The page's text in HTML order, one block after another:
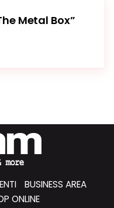
Metal Box”
BUSINESS AREA
ONLINE